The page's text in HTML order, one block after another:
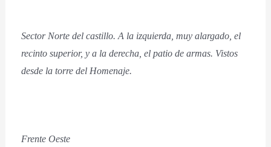
Sector Norte del castillo. A la izquierda, muy alargado, el
recinto superior, y a la derecha, el patio de armas. Vistos
desde la torre del Homenaje.
Frente Oeste